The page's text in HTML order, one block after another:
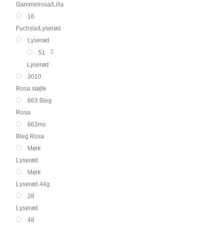
Gammelrosa/Lilla
16
Fuchsia/Lyserød
Lyserød
51
Lyserød
3010
Rosa sløjfe
863 Bleg
Rosa
863ms
Bleg Rosa
Mørk
Lyserød
Mørk
Lyserød 44g
28
Lyserød
48